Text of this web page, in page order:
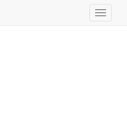
Horoscope
&